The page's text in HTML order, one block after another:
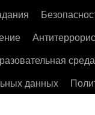
среда
данных